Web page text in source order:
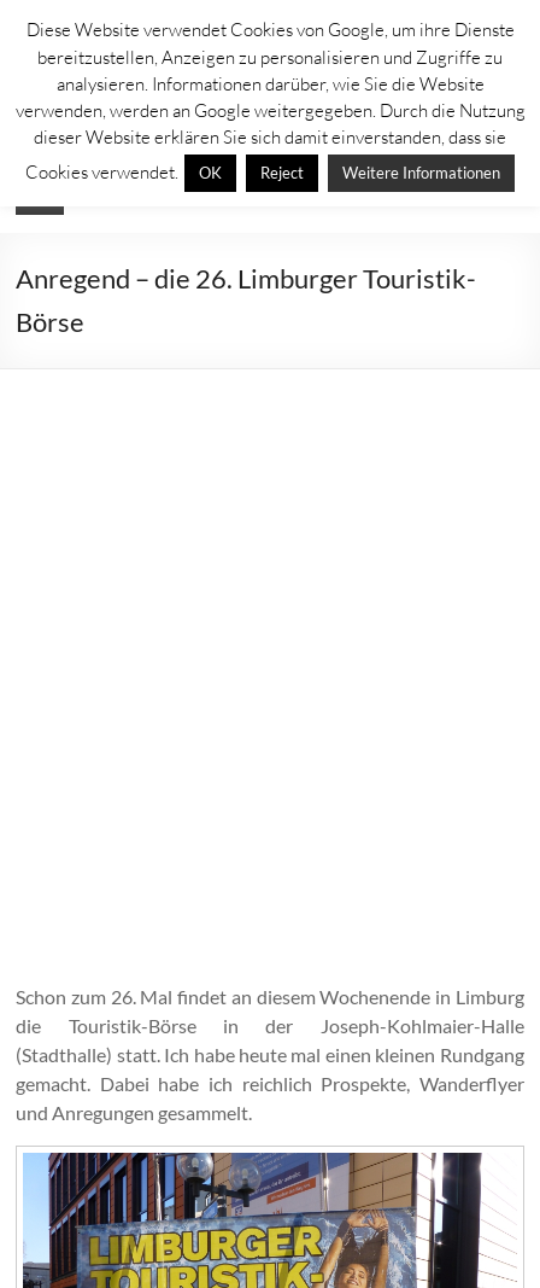
Zum
Inhalt
springen
Lahntastisch
Sehenswürdigkeiten, Ausflugsziele und Aktuelles rechts und links der
Lahn
Menü
Anregend – die 26. Limburger Touristik-
Börse
Schon zum 26. Mal findet an diesem Wochenende in Limburg
die Touristik-Börse in der Joseph-Kohlmaier-Halle
(Stadthalle) statt. Ich habe heute mal einen kleinen Rundgang
gemacht. Dabei habe ich reichlich Prospekte, Wanderflyer
und Anregungen gesammelt.
Diese Website verwendet Cookies von Google, um ihre Dienste
bereitzustellen, Anzeigen zu personalisieren und Zugriffe zu
analysieren. Informationen darüber, wie Sie die Website
verwenden, werden an Google weitergegeben. Durch die Nutzung
dieser Website erklären Sie sich damit einverstanden, dass sie
Cookies verwendet.
OK Reject Weitere Informationen